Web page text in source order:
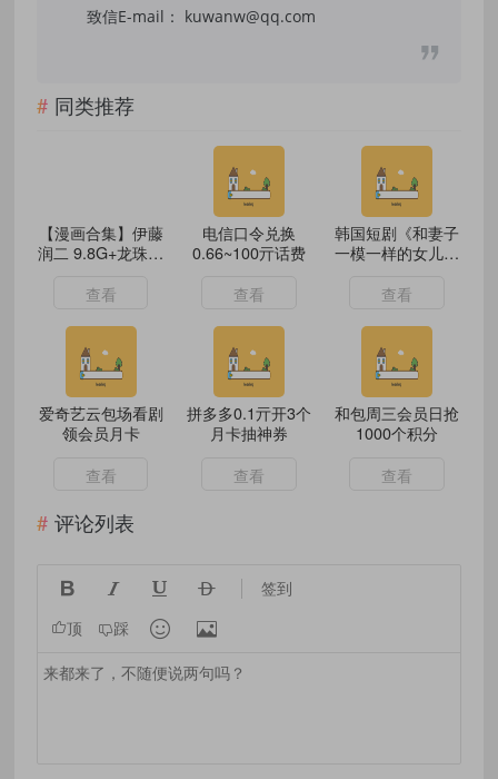
致信E-mail： kuwanw@qq.com
同类推荐
【漫画合集】伊藤
润二 9.8G+龙珠全
查看
电信口令兑换
0.66~100亓话费
查看
韩国短剧《和妻子
一模一样的女儿》
一样
查看
爱奇艺云包场看剧
领会员月卡
查看
拼多多0.1亓开3个
月卡抽神券
查看
和包周三会员日抢
1000个积分
查看
评论列表
    签到
顶 踩  